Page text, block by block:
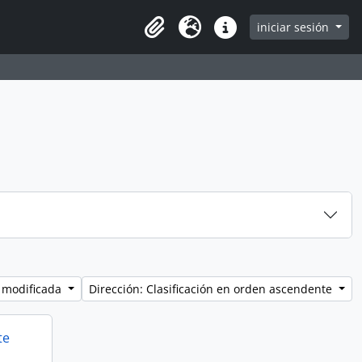
Clipboard
Idioma Enlaces rápidos
iniciar sesión
Dirección: Clasificación en orden ascendente